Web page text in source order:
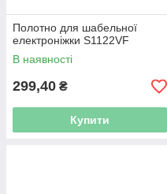
Полотно для шабельної
електроніжки S1122VF
В наявності
299,40 ₴
Купити